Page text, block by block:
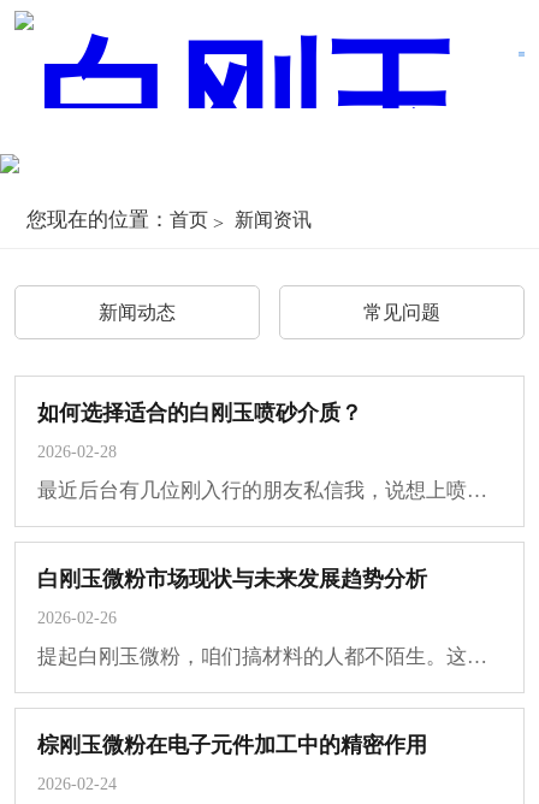
您现在的位置： 首页 新闻资讯
新闻动态 常见问题
如何选择适合的白刚玉喷砂介质？
2026-02-28
最近后台有几位刚入行的朋友私信我，说想上喷砂项目，但面对白刚玉这个东西有点懵：市···
白刚玉微粉市场现状与未来发展趋势分析
2026-02-26
提起白刚玉微粉​，咱们搞材料的人都不陌生。这东西说白了就是白色的“硬骨头”，靠着···
棕刚玉微粉在电子元件加工中的精密作用
2026-02-24